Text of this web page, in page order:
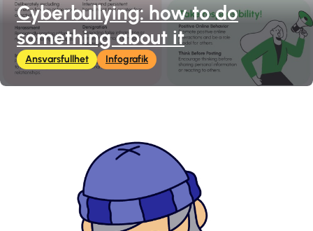
Cyberbullying: how to do
something about it
Ansvarsfullhet Infografik